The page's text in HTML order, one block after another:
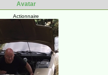
Avatar
Actionnaire